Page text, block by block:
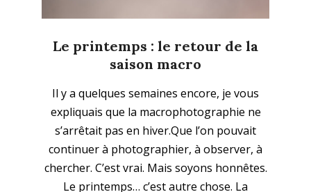
Le printemps : le retour de la
saison macro
03-
22
Il y a quelques semaines encore, je vous
expliquais que la macrophotographie ne
s’arrêtait pas en hiver.Que l’on pouvait
continuer à photographier, à observer, à
chercher. C’est vrai. Mais soyons honnêtes.
Le printemps… c’est autre chose. La